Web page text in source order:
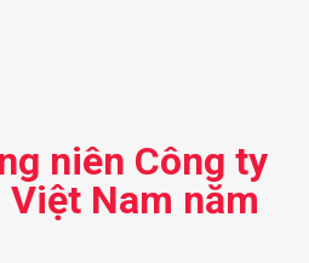
niên Công ty
Việt Nam năm